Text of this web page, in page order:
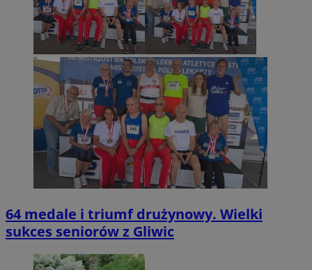
64 medale i triumf drużynowy. Wielki
sukces seniorów z Gliwic